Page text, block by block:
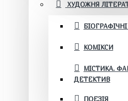
ХУДОЖНЯ
КОМІКСИ
МІСТИКА.
ДЕТЕКТИВ
ПОЕЗІЯ